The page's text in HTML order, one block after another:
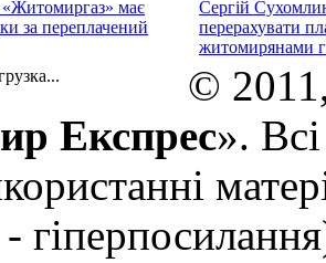
Сергій
перерахувати
житомирянами
©
Експрес».
-